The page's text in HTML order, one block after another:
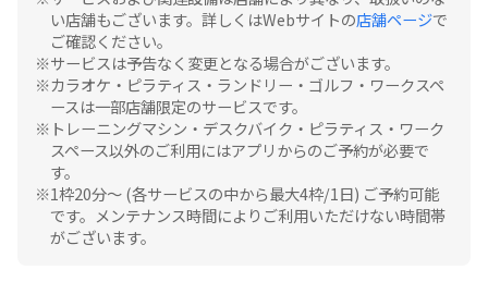
い店舗もございます。詳しくはWebサイトの店舗ページで
ご確認ください。
サービスは予告なく変更となる場合がございます。
カラオケ・ピラティス・ランドリー・ゴルフ・ワークスペ
ースは一部店舗限定のサービスです。
トレーニングマシン・デスクバイク・ピラティス・ワーク
スペース以外のご利用にはアプリからのご予約が必要で
す。
1枠20分〜 (各サービスの中から最大4枠/1日) ご予約可能
です。メンテナンス時間によりご利用いただけない時間帯
がございます。